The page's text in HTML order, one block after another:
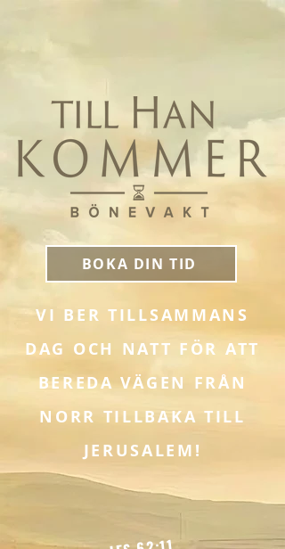
BOKA DIN TID
VI BER TILLSAMMANS
DAG OCH NATT FÖR ATT
BEREDA VÄGEN FRÅN
NORR TILLBAKA TILL
JERUSALEM!